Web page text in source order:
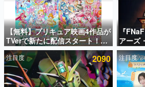
電ファミのいま読まれている記事ランキ
アプリセール情報
インタビュー
連載・特集一覧
【無料】プリキュア映画4作品が
TVerで新たに配信スタート！な
んと2018年～2024年の映画ほぼ
すべてが見放題に、ぶっちゃけ
ありえないラインナップ
『
アーズ
リカの
Dream
事だけ
注目度 2090 注目度